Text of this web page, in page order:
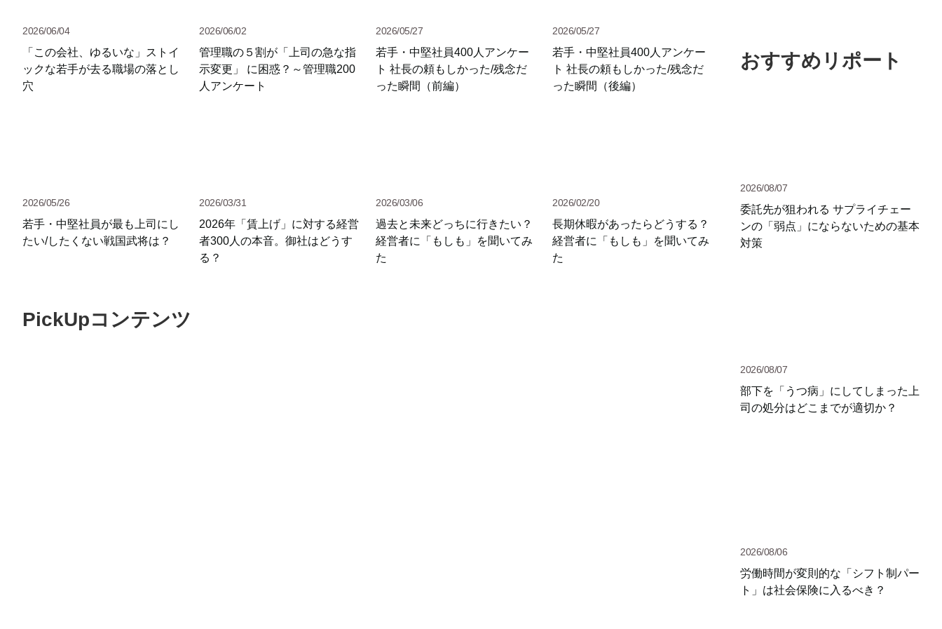
2026/06/04
「この会社、ゆるいな」ストイ
ックな若手が去る職場の落とし
穴
2026/06/02
管理職の５割が「上司の急な指
示変更」 に困惑？～管理職200
人アンケート
2026/05/27
若手・中堅社員400人アンケー
ト 社長の頼もしかった/残念だ
った瞬間（前編）
2026/05/27
若手・中堅社員400人アンケー
ト 社長の頼もしかった/残念だ
った瞬間（後編）
2026/05/26
若手・中堅社員が最も上司にし
たい/したくない戦国武将は？
2026/03/31
2026年「賃上げ」に対する経営
者300人の本音。御社はどうす
る？
2026/03/06
過去と未来どっちに行きたい？
経営者に「もしも」を聞いてみ
た
2026/02/20
長期休暇があったらどうする？
経営者に「もしも」を聞いてみ
た
PickUpコンテンツ
おすすめリポート
2026/08/07
委託先が狙われる サプライチェー
ンの「弱点」にならないための基本
対策
2026/08/07
部下を「うつ病」にしてしまった上
司の処分はどこまでが適切か？
2026/08/06
労働時間が変則的な「シフト制パー
ト」は社会保険に入るべき？